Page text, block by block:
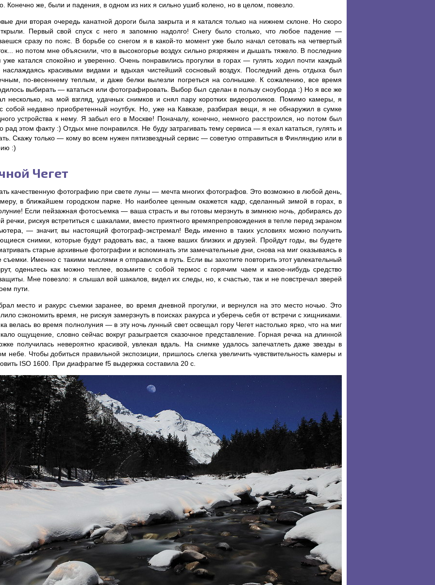
Конечно же, были и падения, в одном из них я сильно ушиб колено, но в целом, повезло.
дни вторая очередь канатной дороги была закрыта и я катался только на нижнем склоне. Но скоро
Первый свой спуск с него я запомню надолго! Снегу было столько, что любое падение —
сразу по пояс. В борьбе со снегом я в какой-то момент уже было начал сетовать на четвертый
но потом мне объяснили, что в высокогорье воздух сильно рязряжен и дышать тяжело. В последние
уже катался спокойно и уверенно. Очень понравились прогулки в горах — гулять ходил почти каждый
наслаждаясь красивыми видами и вдыхая чистейший сосновый воздух. Последний день отдыха был
по-весеннему теплым, и даже белки вылезли погреться на солнышке. К сожалению, все время
выбирать — кататься или фотографировать. Выбор был сделан в пользу сноуборда :) Но я все же
несколько, на мой взгляд, удачных снимков и снял пару коротких видеороликов. Помимо камеры, я
собой недавно приобретенный ноутбук. Но, уже на Кавказе, разбирая вещи, я не обнаружил в сумке
устройства к нему. Я забыл его в Москве! Поначалу, конечно, немного расстроился, но потом был
рад этом факту :) Отдых мне понравился. Не буду затрагивать тему сервиса — я ехал кататься, гулять и
Скажу только — кому во всем нужен пятизвездный сервис — советую отправиться в Финляндию или в
:)
Чегет
качественную фотографию при свете луны — мечта многих фотографов. Это возможно в любой день,
в ближайшем городском парке. Но наиболее ценным окажется кадр, сделанный зимой в горах, в
Если пейзажная фотосъемка — ваша страсть и вы готовы мерзнуть в зимнюю ночь, добираясь до
речки, рискуя встретиться с шакалами, вместо приятного времяпрепровождения в тепле перед экраном
— значит, вы настоящий фотограф-экстремал! Ведь именно в таких условиях можно получить
снимки, которые будут радовать вас, а также ваших близких и друзей. Пройдут годы, вы будете
старые архивные фотографии и вспоминать эти замечательные дни, снова на миг оказываясь в
съемки. Именно с такими мыслями я отправился в путь. Если вы захотите повторить этот увлекательный
оденьтесь как можно теплее, возьмите с собой термос с горячим чаем и какое-нибудь средство
Мне повезло: я слышал вой шакалов, видел их следы, но, к счастью, так и не повстречал зверей
пути.
место и ракурс съемки заранее, во время дневной прогулки, и вернулся на это место ночью. Это
сэкономить время, не рискуя замерзнуть в поисках ракурса и уберечь себя от встречи с хищниками.
велась во время полнолуния — в эту ночь лунный свет освещал гору Чегет настолько ярко, что на миг
ощущение, словно сейчас вокруг разыграется сказочное представление. Горная речка на длинной
получилась невероятно красивой, увлекая вдаль. На снимке удалось запечатлеть даже звезды в
небе. Чтобы добиться правильной экспозиции, пришлось слегка увеличить чувствительность камеры и
ISO 1600. При диафрагме f5 выдержка составила 20 с.